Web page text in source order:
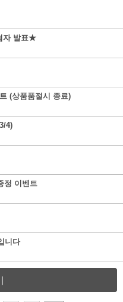
자 발표★
(상품품절시 종료)
4)
정 이벤트
니다